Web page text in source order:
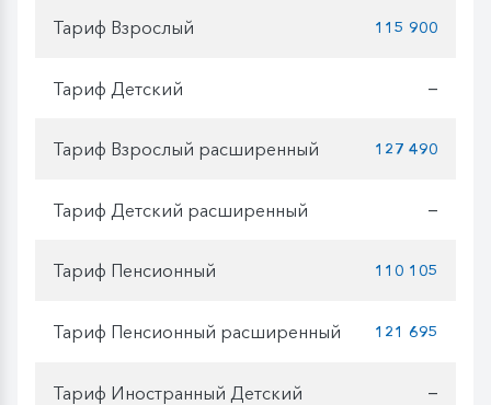
Тариф Взрослый 115 900
Тариф Детский —
Тариф Взрослый расширенный 127 490
Тариф Детский расширенный —
Тариф Пенсионный 110 105
Тариф Пенсионный расширенный 121 695
Тариф Иностранный Детский —